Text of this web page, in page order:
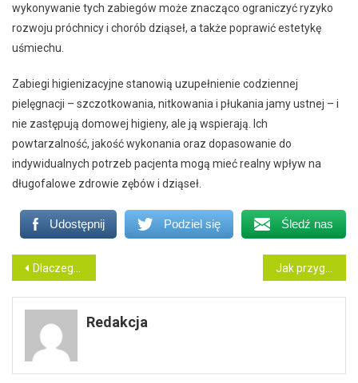
wykonywanie tych zabiegów może znacząco ograniczyć ryzyko
rozwoju próchnicy i chorób dziąseł, a także poprawić estetykę
uśmiechu.
Zabiegi higienizacyjne stanowią uzupełnienie codziennej
pielęgnacji – szczotkowania, nitkowania i płukania jamy ustnej – i
nie zastępują domowej higieny, ale ją wspierają. Ich
powtarzalność, jakość wykonania oraz dopasowanie do
indywidualnych potrzeb pacjenta mogą mieć realny wpływ na
długofalowe zdrowie zębów i dziąseł.
Udostępnij Podziel się Śledź nas
Nawigacja
wpisu
Dlaczego warto przeprowadzać wizytę adaptacyjną u stomatologa dziecięcego?
Redakcja